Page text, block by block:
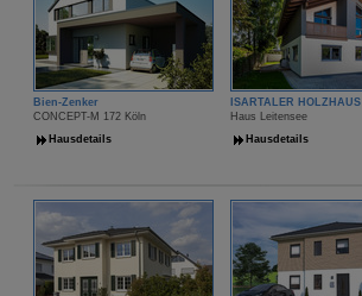
Bien-Zenker
CONCEPT-M 172 Köln
Hausdetails
ISARTALER HOLZHAUS
Haus Leitensee
Hausdetails